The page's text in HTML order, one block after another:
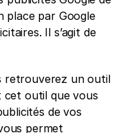
place par Google
Il s’agit de
retrouverez un outil
cet outil que vous
de vos